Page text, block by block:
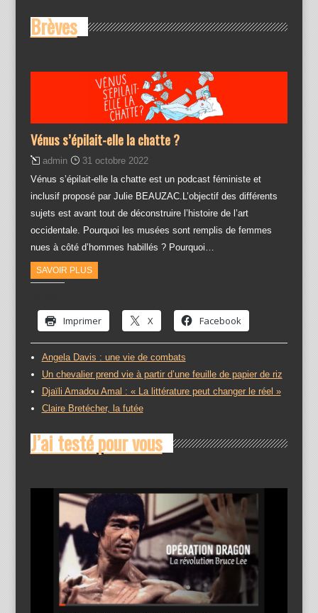
Brèves
Vénus s’épilait-elle la chatte ?
admin
31 octobre 2022
Vénus s’épilait-elle la chatte est un podcast féministe et
inclusif proposé par Julie BEAUZAC.L’objectif des différents
sujets est avant tout de déconstruire l’histoire de l’art
occidentale. Pourquoi les musées sont remplis de femmes
nues à côté d’hommes habillés ? Pourquoi…
SAVOIR PLUS
Imprimer X Facebook
Angela Davis : une vie de combats
Un chevalier prend vie à partir d’une feuille de papier de riz
Djaïli Amadou Amal : « La littérature peut changer le réel »
Claire Bretécher, la futée
J’ai testé pour vous